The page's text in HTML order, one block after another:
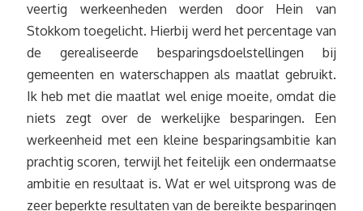
veertig werkeenheden werden door Hein van
Stokkom toegelicht. Hierbij werd het percentage van
de gerealiseerde besparingsdoelstellingen bij
gemeenten en waterschappen als maatlat gebruikt.
Ik heb met die maatlat wel enige moeite, omdat die
niets zegt over de werkelijke besparingen. Een
werkeenheid met een kleine besparingsambitie kan
prachtig scoren, terwijl het feitelijk een ondermaatse
ambitie en resultaat is. Wat er wel uitsprong was de
zeer beperkte resultaten van de bereikte besparingen